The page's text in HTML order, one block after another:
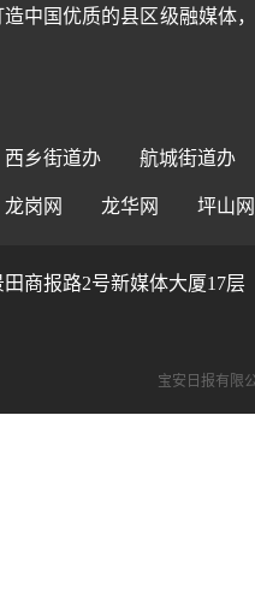
中国优质的县区级融媒体
西乡街道办 航城街道办
龙岗网 龙华网 坪山网
商报路2号新媒体大厦17层
宝安日报有限